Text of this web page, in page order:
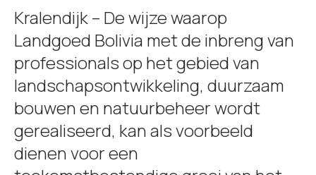
Kralendijk – De wijze waarop
Landgoed Bolivia met de inbreng van
professionals op het gebied van
landschapsontwikkeling, duurzaam
bouwen en natuurbeheer wordt
gerealiseerd, kan als voorbeeld
dienen voor een